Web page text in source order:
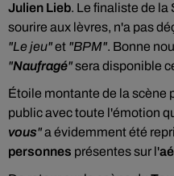
Julien Lieb. Le finaliste de la
sourire aux lèvres, n'a pas
"Le jeu"et "BPM". Bonne
"Naufragé"sera disponible
Étoile montante de la scène
public avec toute l'émotion
vous"a évidemment été
personnes présentes sur l'